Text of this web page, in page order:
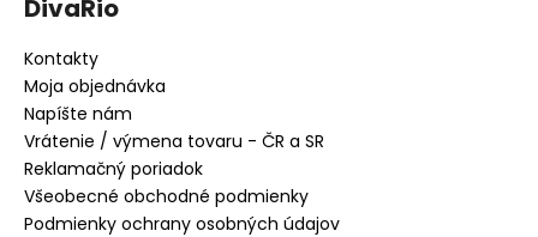
DivaRio
Kontakty
Moja objednávka
Napíšte nám
Vrátenie / výmena tovaru - ČR a SR
Reklamačný poriadok
Všeobecné obchodné podmienky
Podmienky ochrany osobných údajov